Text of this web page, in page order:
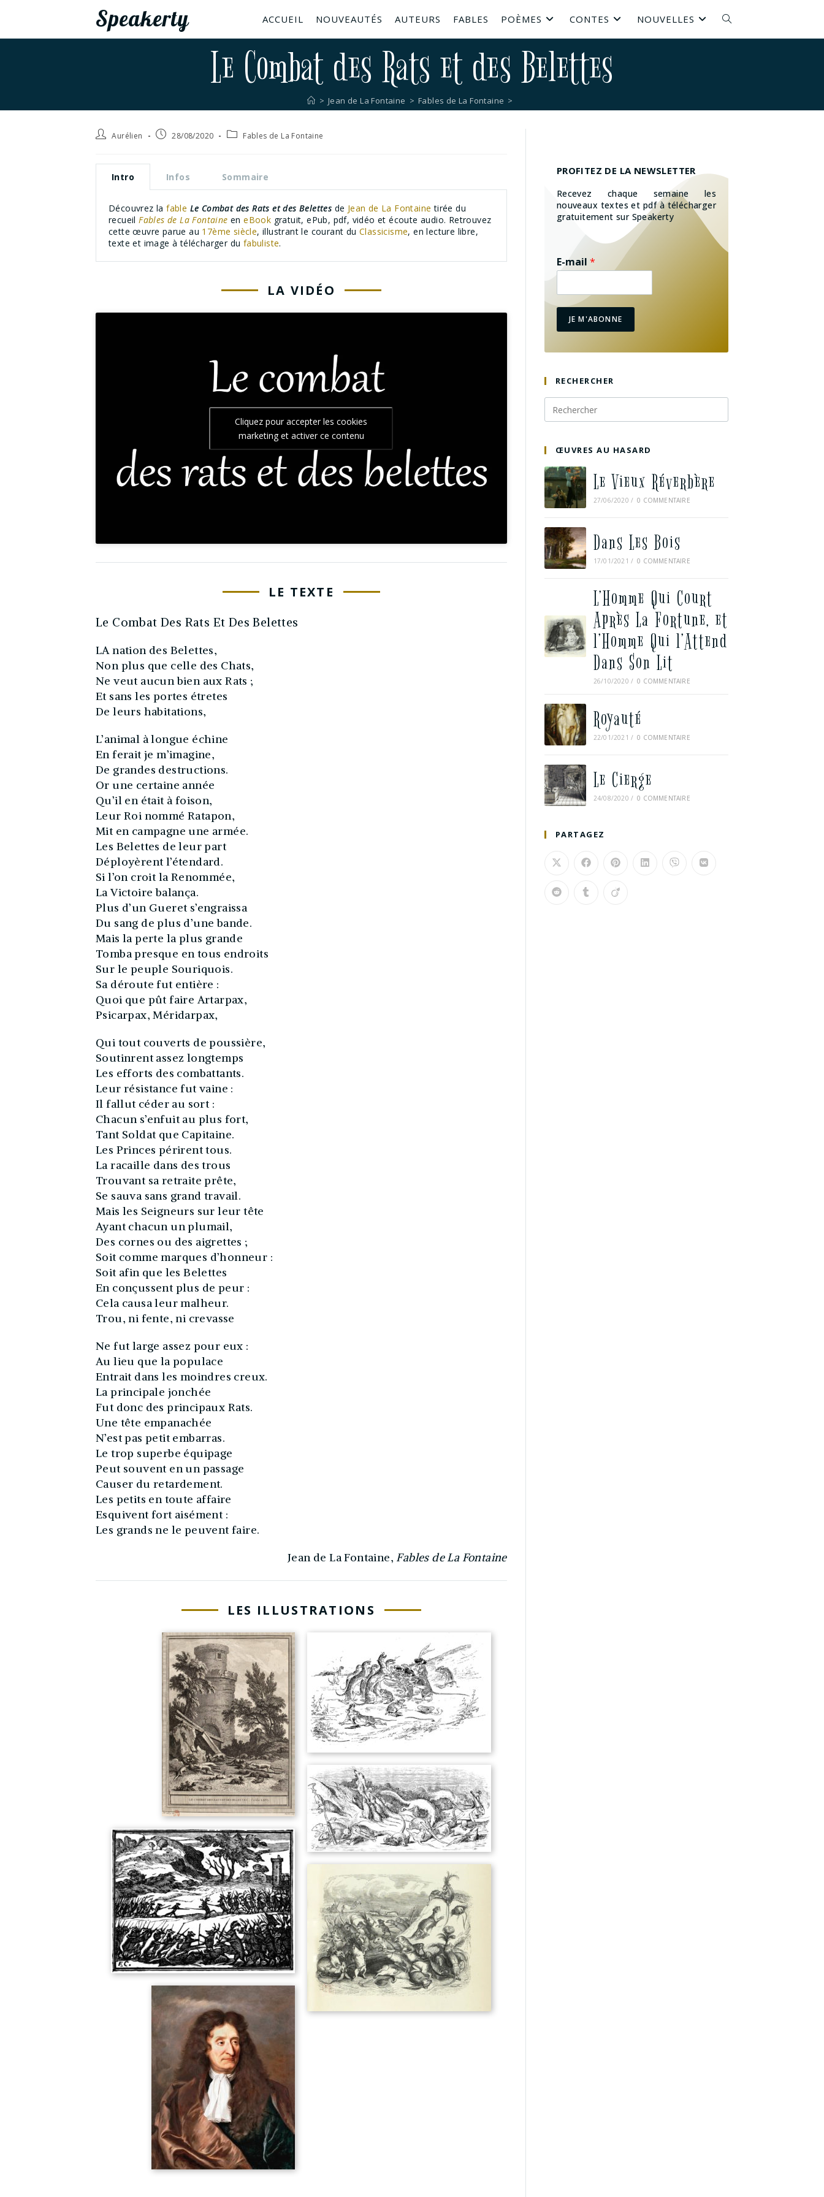
Speakerty ACCUEIL NOUVEAUTÉS AUTEURS FABLES POÈMES CONTES NOUVELLES
Le Combat des Rats et des Belettes
> Jean de La Fontaine > Fables de La Fontaine >
Aurélien 28/08/2020 Fables de La Fontaine
Intro Infos Sommaire
Découvrez lafable Le Combat des Rats et des Belettes de Jean de La Fontaine tirée du
recueilFables de La Fontaine eneBook gratuit, ePub, pdf, vidéo et écoute audio. Retrouvez
cette œuvre parue au 17ème siècle, illustrant le courant duClassicisme, en lecture libre,
texte et image à télécharger du fabuliste.
LA VIDÉO
Cliquez pour accepter les cookies
marketing et activer ce contenu
LE TEXTE
Le Combat Des Rats Et Des Belettes
LA nation des Belettes,
Non plus que celle des Chats,
Ne veut aucun bien aux Rats ;
Et sans les portes étretes
De leurs habitations,
L’animal à longue échine
En ferait je m’imagine,
De grandes destructions.
Or une certaine année
Qu’il en était à foison,
Leur Roi nommé Ratapon,
Mit en campagne une armée.
Les Belettes de leur part
Déployèrent l’étendard.
Si l’on croit la Renommée,
La Victoire balança.
Plus d’un Gueret s’engraissa
Du sang de plus d’une bande.
Mais la perte la plus grande
Tomba presque en tous endroits
Sur le peuple Souriquois.
Sa déroute fut entière :
Quoi que pût faire Artarpax,
Psicarpax, Méridarpax,
Qui tout couverts de poussière,
Soutinrent assez longtemps
Les efforts des combattants.
Leur résistance fut vaine :
Il fallut céder au sort :
Chacun s’enfuit au plus fort,
Tant Soldat que Capitaine.
Les Princes périrent tous.
La racaille dans des trous
Trouvant sa retraite prête,
Se sauva sans grand travail.
Mais les Seigneurs sur leur tête
Ayant chacun un plumail,
Des cornes ou des aigrettes ;
Soit comme marques d’honneur :
Soit afin que les Belettes
En conçussent plus de peur :
Cela causa leur malheur.
Trou, ni fente, ni crevasse
Ne fut large assez pour eux :
Au lieu que la populace
Entrait dans les moindres creux.
La principale jonchée
Fut donc des principaux Rats.
Une tête empanachée
N’est pas petit embarras.
Le trop superbe équipage
Peut souvent en un passage
Causer du retardement.
Les petits en toute affaire
Esquivent fort aisément :
Les grands ne le peuvent faire.
Jean de La Fontaine, Fables de La Fontaine
LES ILLUSTRATIONS
PROFITEZ DE LA NEWSLETTER
Recevez chaque semaine les
nouveaux textes et pdf à télécharger
gratuitement sur Speakerty
E-mail *
JE M'ABONNE
RECHERCHER
ŒUVRES AU HASARD
Le Vieux Réverbère
27/06/2020 / 0 COMMENTAIRE
Dans Les Bois
17/01/2021 / 0 COMMENTAIRE
L’Homme Qui Court
Après La Fortune, et
l’Homme Qui l’Attend
Dans Son Lit
26/10/2020 / 0 COMMENTAIRE
Royauté
22/01/2021 / 0 COMMENTAIRE
Le Cierge
24/08/2020 / 0 COMMENTAIRE
PARTAGEZ